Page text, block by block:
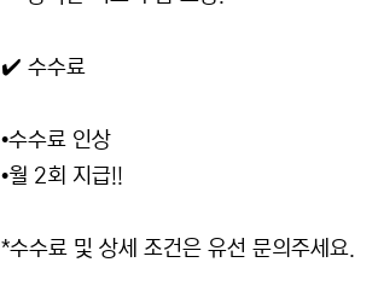
✔️ 수수료
•수수료 인상
•월 2회 지급!!
*수수료 및 상세 조건은 유선 문의주세요.